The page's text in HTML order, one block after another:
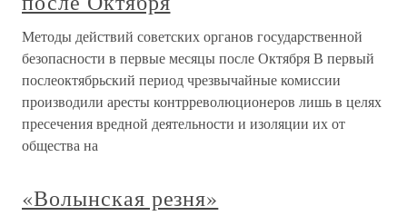
Методы действий советских органов государственной
безопасности в первые месяцы после Октября В первый
послеоктябрьский период чрезвычайные комиссии
производили аресты контрреволюционеров лишь в целях
пресечения вредной деятельности и изоляции их от
общества на
«Волынская резня»